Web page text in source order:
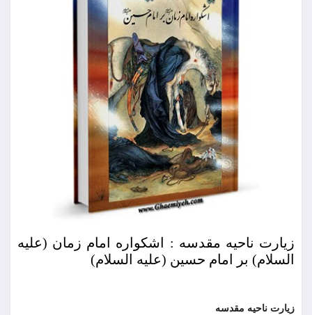
زیارت ناحیه مقدسه : اشکواره امام زمان (علیه
السلام) بر امام حسین (علیه السلام)
زیارت ناحیه مقدسه